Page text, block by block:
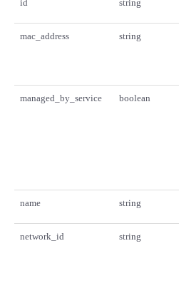
id string
mac_address string
managed_by_service boolean
name string
network_id string